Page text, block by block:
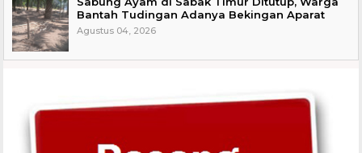
Bantah Tudingan Adanya Bekingan Aparat
Agustus 04, 2026